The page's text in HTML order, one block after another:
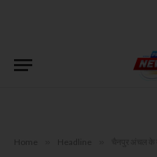
Home Headline